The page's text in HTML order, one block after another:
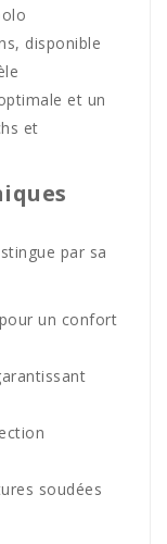
disponible
et un
et
par sa
un confort
soudées